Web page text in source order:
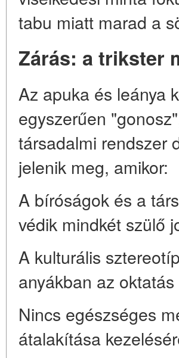
tabu miatt marad a
Zárás: a trikster
Az apuka és leánya
egyszerűen
társadalmi rendszer
jelenik meg, amikor:
A bíróságok és a
védik mindkét szülő
A kulturális
anyákban az
Nincs egészséges
átalakítása